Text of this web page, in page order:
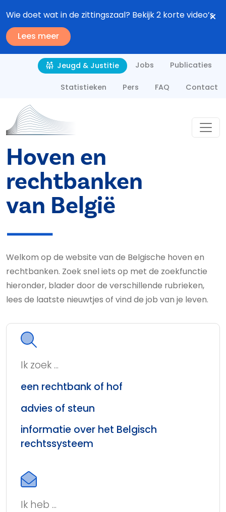
Wie doet wat in de zittingszaal? Bekijk 2 korte video’s
Lees meer
Second navigation
Jeugd & Justitie Jobs Publicaties
Statistieken Pers FAQ Contact
Hoven en
rechtbanken
van België
Welkom op de website van de Belgische hoven en
rechtbanken. Zoek snel iets op met de zoekfunctie
hieronder, blader door de verschillende rubrieken,
lees de laatste nieuwtjes of vind de job van je leven.
Ik zoek ...
een rechtbank of hof
advies of steun
informatie over het Belgisch
rechtssysteem
Ik heb ...